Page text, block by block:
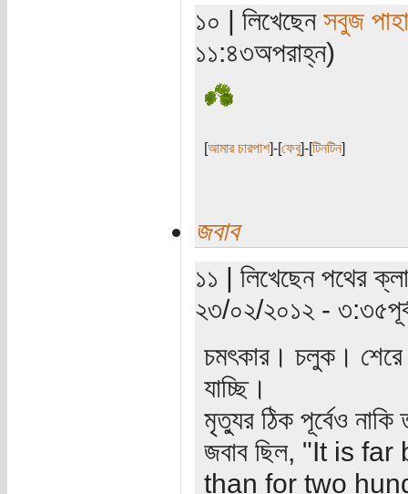
১০ | লিখেছেন সবুজ
১১:৪৩অপরাহ্ন)
আমার চারপাশ]-[ ফেবু]-[ টিনটিন]
জবাব
১১ | লিখেছেন পথের
২৩/০২/২০১২ -
চমৎকার। চলুক। শেরে
যাচ্ছি।
মৃত্যুর ঠিক পূর্বেও নাকি
জবাব ছিল, "It is
than for two